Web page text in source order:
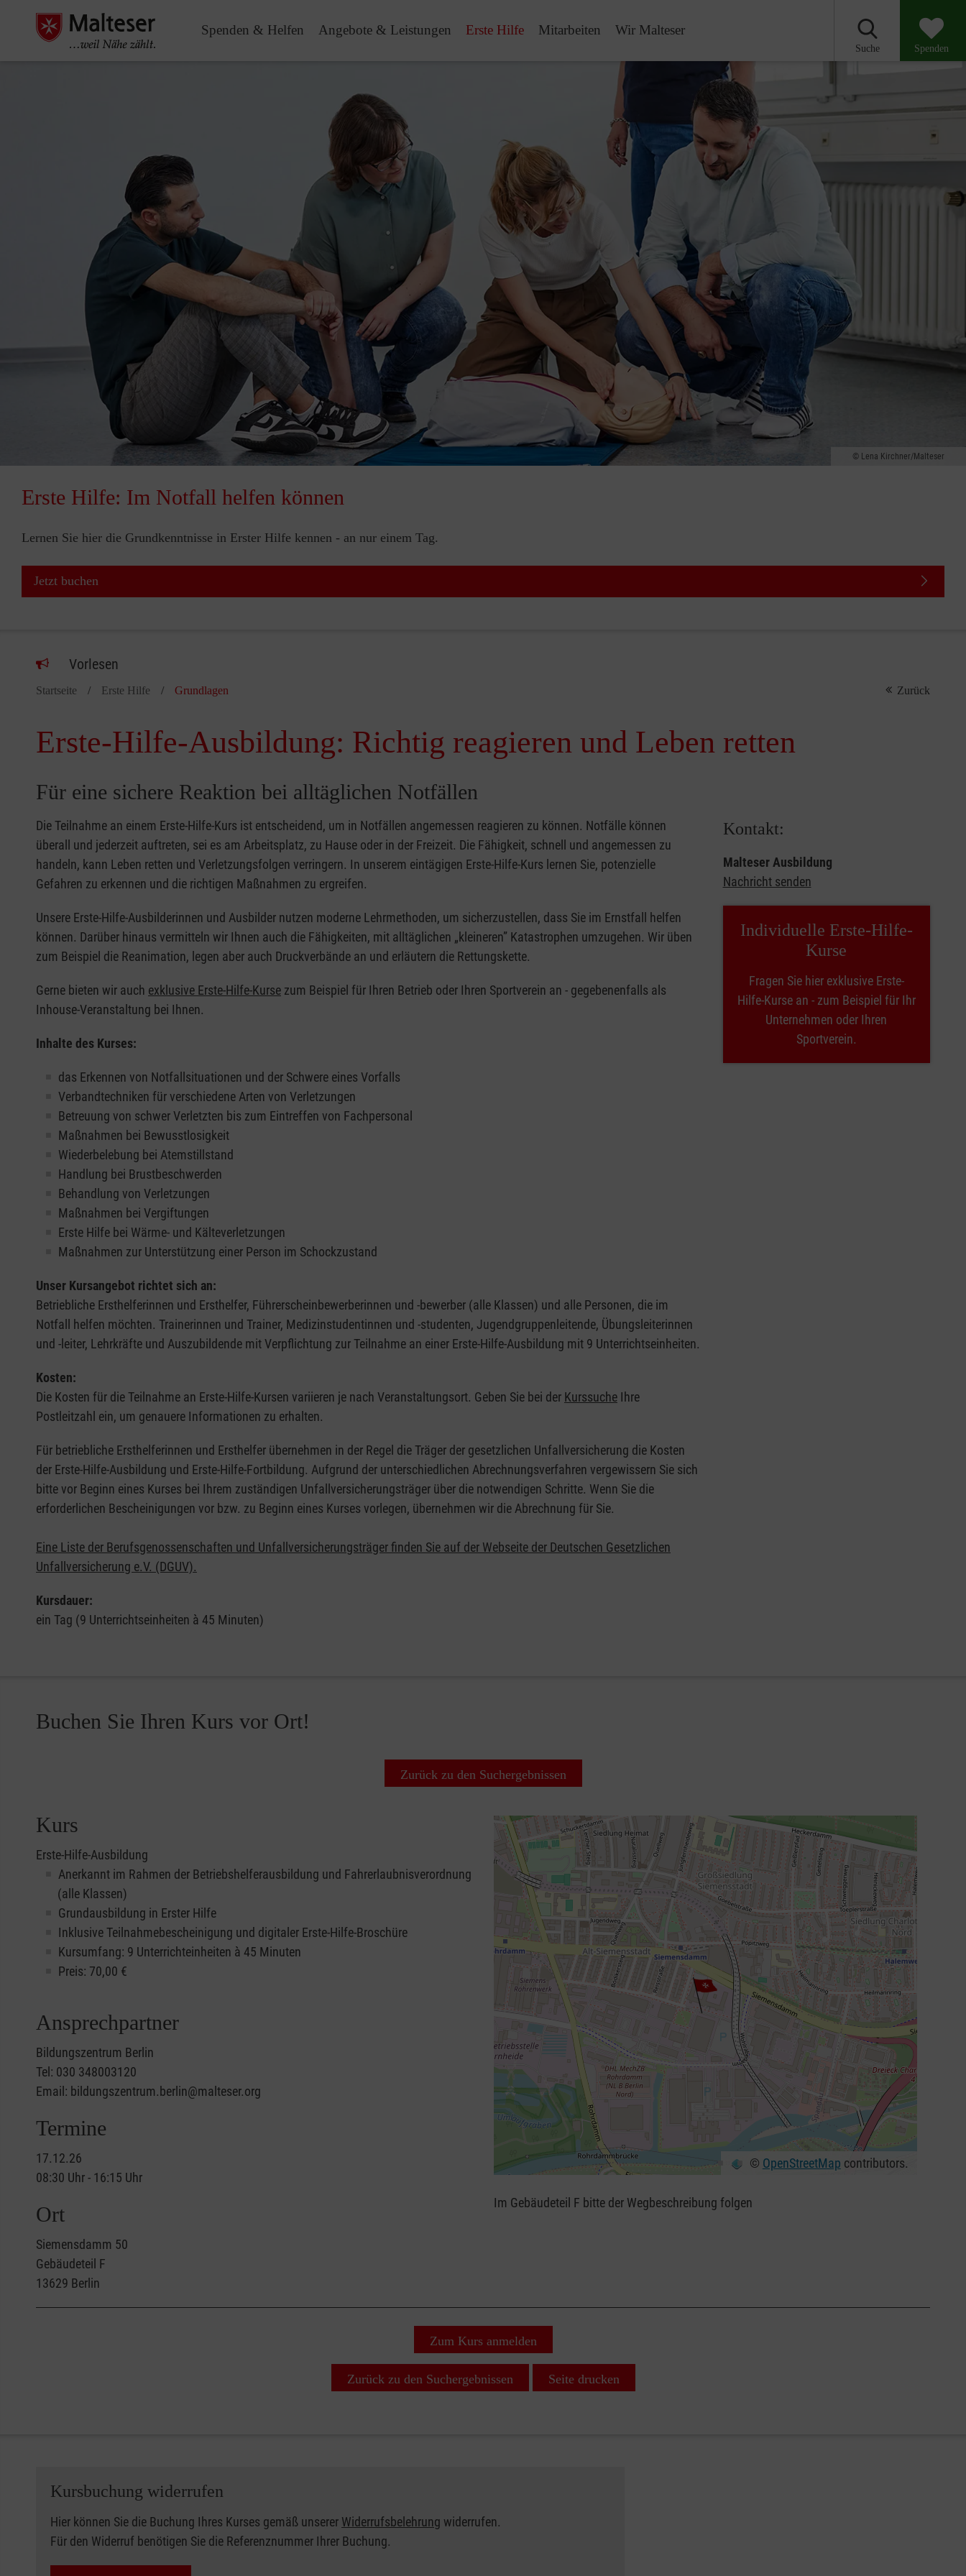
Spenden & Helfen Angebote & Leistungen Erste Hilfe Mitarbeiten Wir Malteser
Suche Spenden
Lena Kirchner/Malteser
Erste Hilfe: Im Notfall helfen können
Lernen Sie hier die Grundkenntnisse in Erster Hilfe kennen - an nur einem Tag.
Jetzt buchen
Vorlesen
Startseite Erste Hilfe Grundlagen Zurück
Erste-Hilfe-Ausbildung: Richtig reagieren und Leben retten
Für eine sichere Reaktion bei alltäglichen Notfällen
Die Teilnahme an einem Erste-Hilfe-Kurs ist entscheidend, um in Notfällen angemessen reagieren zu können. Notfälle können
überall und jederzeit auftreten, sei es am Arbeitsplatz, zu Hause oder in der Freizeit. Die Fähigkeit, schnell und angemessen zu
handeln, kann Leben retten und Verletzungsfolgen verringern. In unserem eintägigen Erste-Hilfe-Kurs lernen Sie, potenzielle
Gefahren zu erkennen und die richtigen Maßnahmen zu ergreifen.
Unsere Erste-Hilfe-Ausbilderinnen und Ausbilder nutzen moderne Lehrmethoden, um sicherzustellen, dass Sie im Ernstfall helfen
können. Darüber hinaus vermitteln wir Ihnen auch die Fähigkeiten, mit alltäglichen „kleineren” Katastrophen umzugehen. Wir üben
zum Beispiel die Reanimation, legen aber auch Druckverbände an und erläutern die Rettungskette.
Gerne bieten wir auch exklusive Erste-Hilfe-Kurse zum Beispiel für Ihren Betrieb oder Ihren Sportverein an - gegebenenfalls als
Inhouse-Veranstaltung bei Ihnen.
Inhalte des Kurses:
das Erkennen von Notfallsituationen und der Schwere eines Vorfalls
Verbandtechniken für verschiedene Arten von Verletzungen
Betreuung von schwer Verletzten bis zum Eintreffen von Fachpersonal
Maßnahmen bei Bewusstlosigkeit
Wiederbelebung bei Atemstillstand
Handlung bei Brustbeschwerden
Behandlung von Verletzungen
Maßnahmen bei Vergiftungen
Erste Hilfe bei Wärme- und Kälteverletzungen
Maßnahmen zur Unterstützung einer Person im Schockzustand
Unser Kursangebot richtet sich an:
Betriebliche Ersthelferinnen und Ersthelfer, Führerscheinbewerberinnen und -bewerber (alle Klassen) und alle Personen, die im
Notfall helfen möchten. Trainerinnen und Trainer, Medizinstudentinnen und -studenten, Jugendgruppenleitende, Übungsleiterinnen
und -leiter, Lehrkräfte und Auszubildende mit Verpflichtung zur Teilnahme an einer Erste-Hilfe-Ausbildung mit 9 Unterrichtseinheiten.
Kosten:
Die Kosten für die Teilnahme an Erste-Hilfe-Kursen variieren je nach Veranstaltungsort. Geben Sie bei der Kurssuche Ihre
Postleitzahl ein, um genauere Informationen zu erhalten.
Für betriebliche Ersthelferinnen und Ersthelfer übernehmen in der Regel die Träger der gesetzlichen Unfallversicherung die Kosten
der Erste-Hilfe-Ausbildung und Erste-Hilfe-Fortbildung. Aufgrund der unterschiedlichen Abrechnungsverfahren vergewissern Sie sich
bitte vor Beginn eines Kurses bei Ihrem zuständigen Unfallversicherungsträger über die notwendigen Schritte. Wenn Sie die
erforderlichen Bescheinigungen vor bzw. zu Beginn eines Kurses vorlegen, übernehmen wir die Abrechnung für Sie.
Eine Liste der Berufsgenossenschaften und Unfallversicherungsträger finden Sie auf der Webseite der Deutschen Gesetzlichen
Unfallversicherung e.V. (DGUV).
Kursdauer:
ein Tag (9 Unterrichtseinheiten à 45 Minuten)
Kontakt:
Malteser Ausbildung
Nachricht senden
Individuelle Erste-Hilfe-
Kurse
Fragen Sie hier exklusive Erste-
Hilfe-Kurse an - zum Beispiel für Ihr
Unternehmen oder Ihren
Sportverein.
Buchen Sie Ihren Kurs vor Ort!
Zurück zu den Suchergebnissen
Kurs
Erste-Hilfe-Ausbildung
Anerkannt im Rahmen der Betriebshelferausbildung und Fahrerlaubnisverordnung
(alle Klassen)
Grundausbildung in Erster Hilfe
Inklusive Teilnahmebescheinigung und digitaler Erste-Hilfe-Broschüre
Kursumfang: 9 Unterrichteinheiten à 45 Minuten
Preis: 70,00 €
Ansprechpartner
Bildungszentrum Berlin
Tel: 030 348003120
Email: bildungszentrum.berlin@malteser.org
Termine
17.12.26
08:30 Uhr - 16:15 Uhr
Ort
Siemensdamm 50
Gebäudeteil F
13629 Berlin
⇧
© OpenStreetMap contributors.
Im Gebäudeteil F bitte der Wegbeschreibung folgen
Zum Kurs anmelden
Zurück zu den Suchergebnissen Seite drucken
Kursbuchung widerrufen
Hier können Sie die Buchung Ihres Kurses gemäß unserer Widerrufsbelehrung widerrufen.
Für den Widerruf benötigen Sie die Referenznummer Ihrer Buchung.